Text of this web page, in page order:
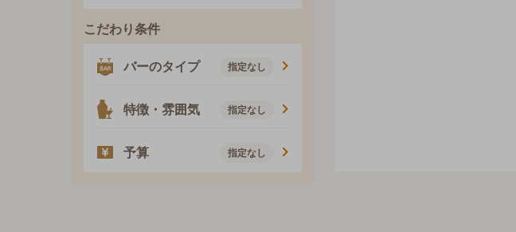
こだわり条件
バーのタイプ 指定なし
特徴・雰囲気 指定なし
予算 指定なし